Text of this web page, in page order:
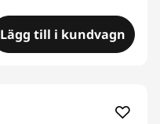
Lägg till i kundvagn